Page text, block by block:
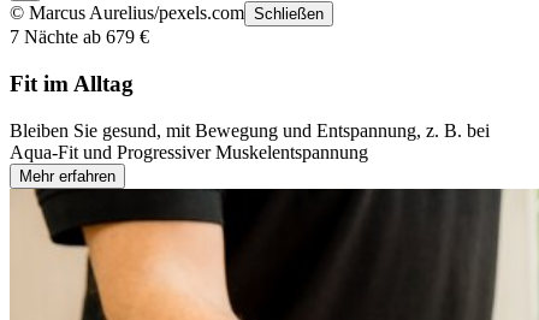
© Marcus Aurelius/pexels.com Schließen
7 Nächte ab 679 €
Fit im Alltag
Bleiben Sie gesund, mit Bewegung und Entspannung, z. B. bei
Aqua-Fit und Progressiver Muskelentspannung
Mehr erfahren